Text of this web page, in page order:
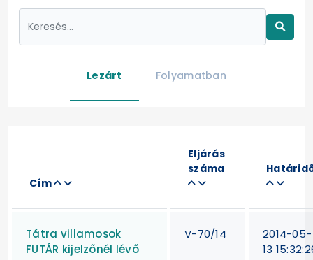
Lezárt Folyamatban
Cím
Eljárás
száma
Tátra villamosok
FUTÁR kijelzőnél lévő
V-70/14
2014-05-
13